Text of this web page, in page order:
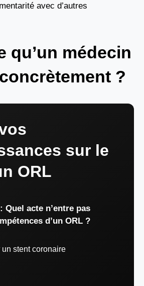
avec d’autres
qu’un médecin
?
sur le
ORL
Quel acte n’entre pas
d’un ORL ?
un stent coronaire